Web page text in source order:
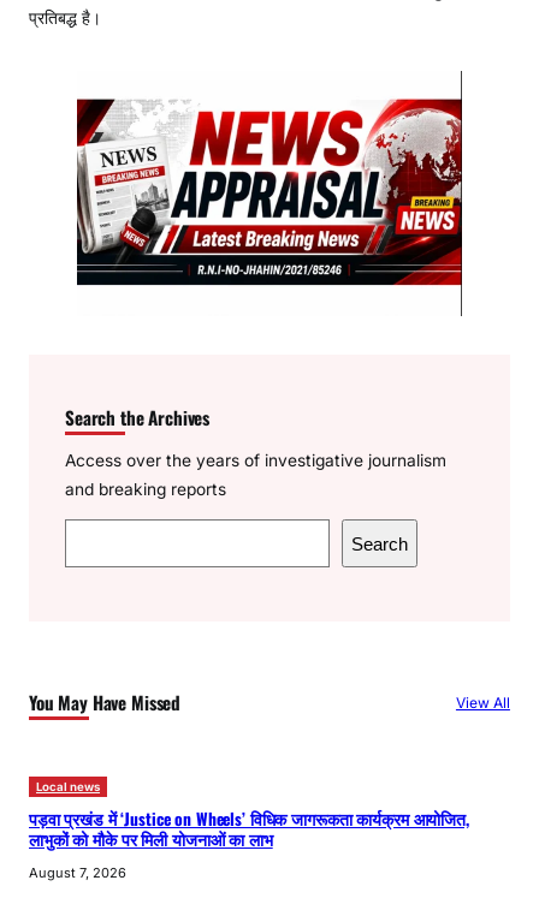
प्रतिबद्ध है।
Search the Archives
Access over the years of investigative journalism
and breaking reports
e
h
Search
You May Have Missed View All
Local news
पड़वा प्रखंड में ‘Justice on Wheels’ विधिक जागरूकता कार्यक्रम आयोजित,
लाभुकों को मौके पर मिली योजनाओं का लाभ
August 7, 2026